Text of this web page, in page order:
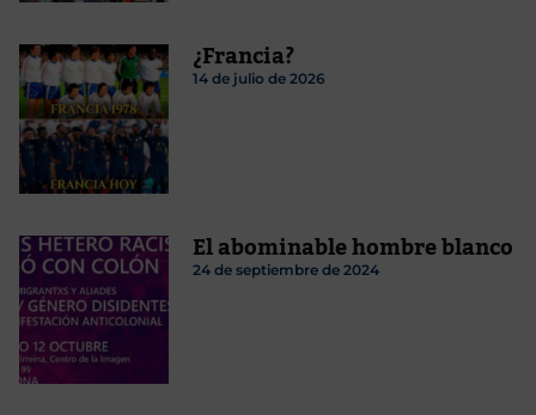
¿Francia?
14 de julio de 2026
El abominable hombre blanco
24 de septiembre de 2024